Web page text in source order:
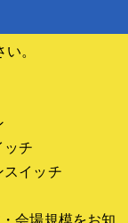
。
チ
イッチ